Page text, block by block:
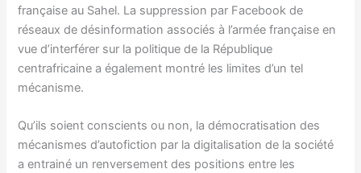
française au Sahel. La suppression par Facebook de
réseaux de désinformation associés à l’armée française en
vue d’interférer sur la politique de la République
centrafricaine a également montré les limites d’un tel
mécanisme.
Qu’ils soient conscients ou non, la démocratisation des
mécanismes d’autofiction par la digitalisation de la société
a entrainé un renversement des positions entre les